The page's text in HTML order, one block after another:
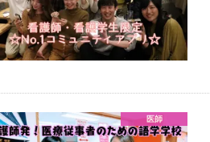
医師